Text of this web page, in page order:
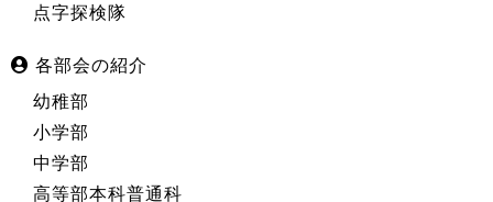
点字探検隊
各部会の紹介
幼稚部
小学部
中学部
高等部本科普通科